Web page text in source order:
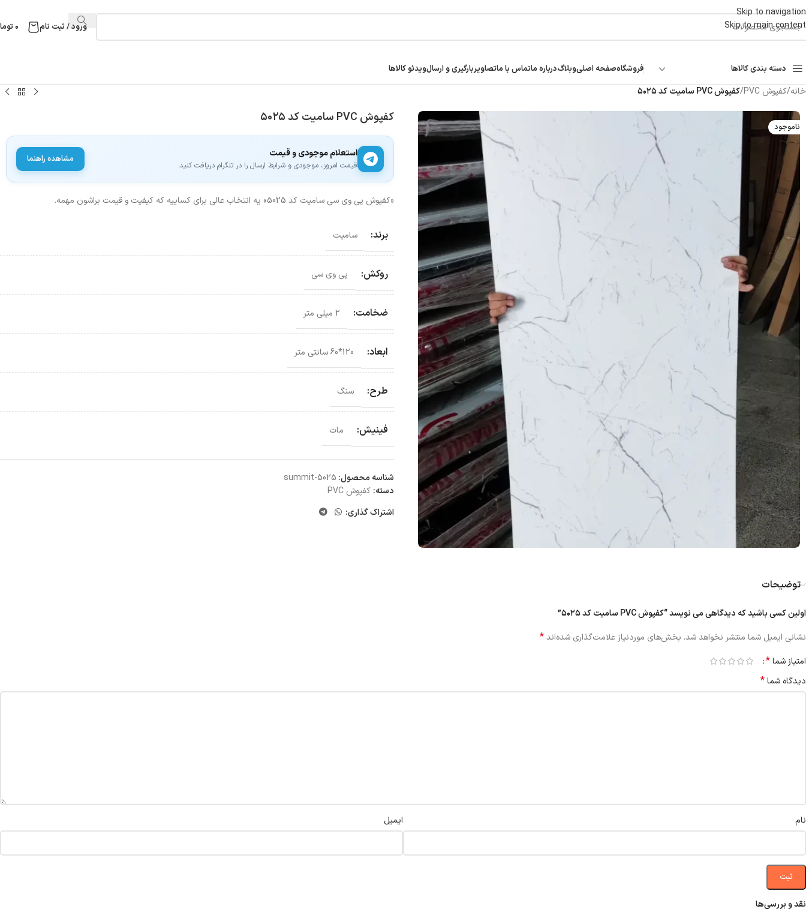
Skip to navigation
Skip to main content
ورود / ثبت نام ۰
دسته بندی کالاها فروشگاهصفحه اصلیوبلاگدرباره ماتماس با ماتصاویربارگیری و ارسالویدئو کالاها
خانه/کفپوش PVC /کفپوش PVC سامیت کد ۵۰۲۵
ناموجود
کفپوش PVC سامیت کد ۵۰۲۵
استعلام موجودی و قیمت
قیمت امروز، موجودی و شرایط ارسال را در تلگرام دریافت کنید
مشاهده راهنما
«کفپوش پی وی سی سامیت کد 5025» یه انتخاب عالی برای کساییه که کیفیت و قیمت براشون مهمه.
برند: سامیت
روکش: پی وی سی
ضخامت: 2 میلی متر
ابعاد: 120*60 سانتی‌ متر
طرح: سنگ
فینیش: مات
شناسه محصول: summit-5025
دسته: کفپوش PVC
اشتراک گذاری:
توضیحات
نقد و بررسی‌ها
اولین کسی باشید که دیدگاهی می نویسد “کفپوش PVC سامیت کد ۵۰۲۵”
نشانی ایمیل شما منتشر نخواهد شد. بخش‌های موردنیاز علامت‌گذاری شده‌اند*
امتیاز شما*
دیدگاه شما*
نام ایمیل